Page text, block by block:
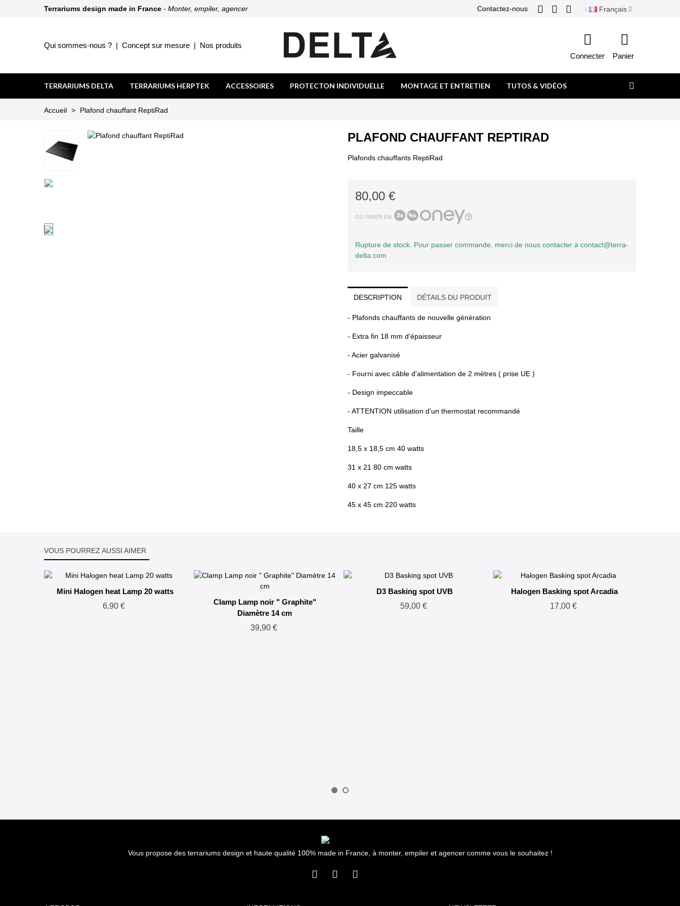
Terrariums design made in France - Monter, empiler, agencer Contactez-nous Français
Qui sommes-nous ? | Concept sur mesure | Nos produits
Connecter
Panier
TERRARIUMS DELTA TERRARIUMS HERPTEK ACCESSOIRES PROTECTON INDIVIDUELLE MONTAGE ET ENTRETIEN TUTOS & VIDÉOS
Accueil > Plafond chauffant ReptiRad
PLAFOND CHAUFFANT REPTIRAD
Plafonds chauffants ReptiRad
80,00 €
OU PAYER EN
Rupture de stock. Pour passer commande, merci de nous contacter à contact@terra-
delta.com
DESCRIPTION DÉTAILS DU PRODUIT
- Plafonds chauffants de nouvelle génération
- Extra fin 18 mm d'épaisseur
- Acier galvanisé
- Fourni avec câble d'alimentation de 2 mètres ( prise UE )
- Design impeccable
- ATTENTION utilisation d'un thermostat recommandé
Taille
18,5 x 18,5 cm 40 watts
31 x 21 80 cm watts
40 x 27 cm 125 watts
45 x 45 cm 220 watts
VOUS POURREZ AUSSI AIMER
Mini Halogen heat Lamp 20 watts
6,90 €
Clamp Lamp noir " Graphite"
Diamètre 14 cm
39,90 €
D3 Basking spot UVB
59,00 €
Halogen Basking spot Arcadia
17,00 €
Vous propose des terrariums design et haute qualité 100% made in France, à monter, empiler et agencer comme vous le souhaitez !